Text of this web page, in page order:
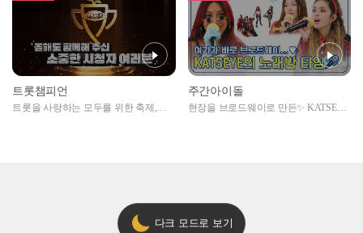
트롯챔피언
트롯을 사랑하는 모두를 위한 축제,
주간아이돌
현장을 브로드웨이로 만든✨ KATSEYE
다크 모드로 보기